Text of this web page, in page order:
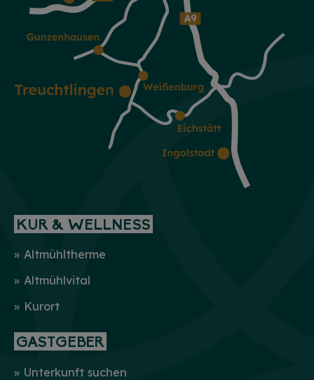
KUR & WELLNESS
Altmühltherme
Altmühlvital
Kurort
GASTGEBER
Unterkunft suchen
Wir suchen dich als Christkind oder Engel. Hast
du Lust das Gesicht der Treuchtlinger
Lächeln ins Gesicht zu zaubern und Freude und